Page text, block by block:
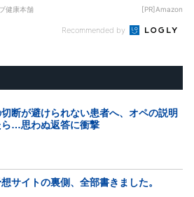
健康本舗 [PR]Amazon
Recommended by
断が避けられない患者へ、オペの説明
ら…思わぬ返答に衝撃
サイトの裏側、全部書きました。